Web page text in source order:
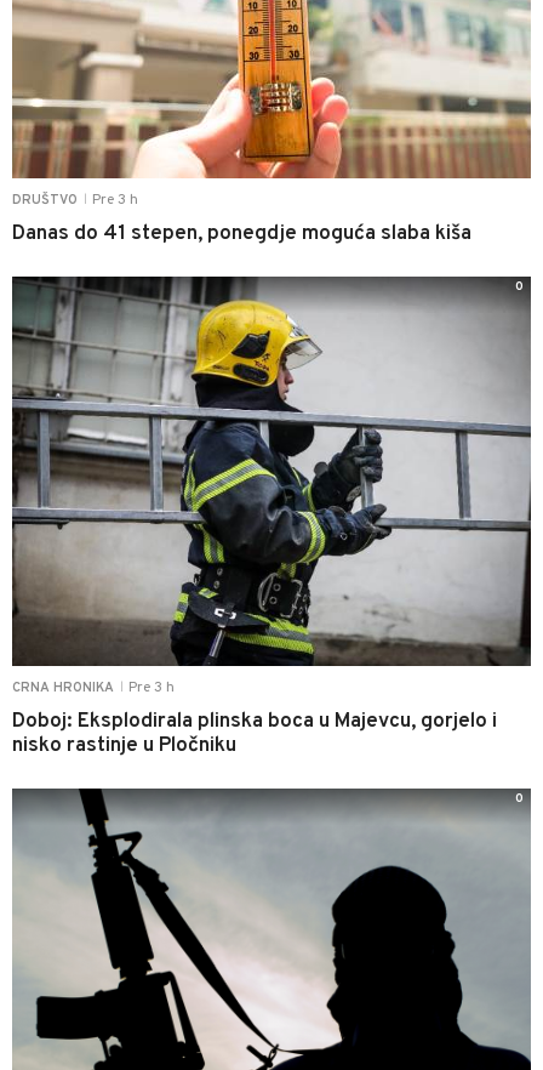
DRUŠTVO Pre 3 h
Danas do 41 stepen, ponegdje moguća slaba kiša
CRNA HRONIKA Pre 3 h
Doboj: Eksplodirala plinska boca u Majevcu, gorjelo i
nisko rastinje u Pločniku
0
0